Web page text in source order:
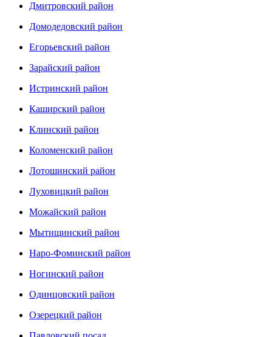
Дмитровский район
Домодедовский район
Егорьевский район
Зарайский район
Истринский район
Каширский район
Клинский район
Коломенский район
Лотошинский район
Луховицкий район
Можайский район
Мытищинский район
Наро-Фоминский район
Ногинский район
Одинцовский район
Озерецкий район